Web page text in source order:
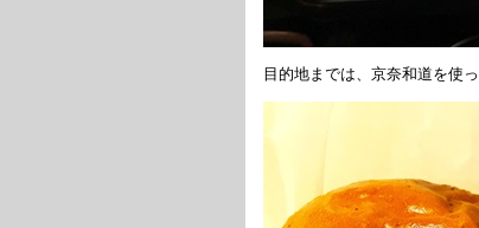
目的地までは、京奈和道を使